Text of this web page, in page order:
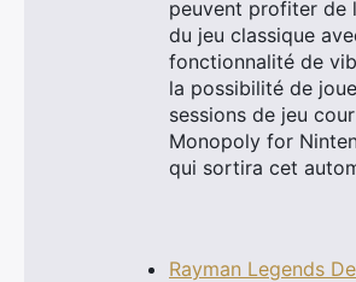
peuvent profiter de
du jeu classique
fonctionnalité de
la possibilité de
sessions de jeu
Monopoly for
qui sortira cet
Rayman Legends